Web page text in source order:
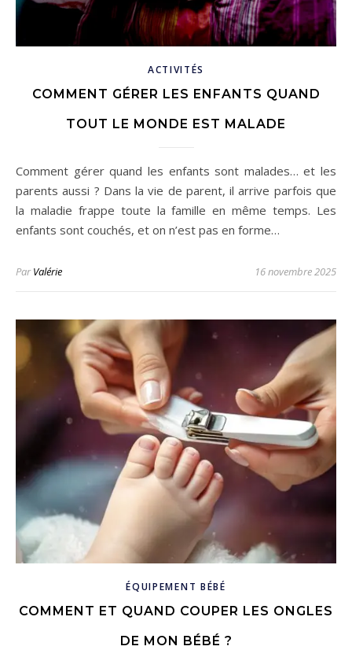
ACTIVITÉS
COMMENT GÉRER LES ENFANTS QUAND
TOUT LE MONDE EST MALADE
Comment gérer quand les enfants sont malades… et les
parents aussi ? Dans la vie de parent, il arrive parfois que
la maladie frappe toute la famille en même temps. Les
enfants sont couchés, et on n’est pas en forme…
ParValérie 16 novembre 2025
ÉQUIPEMENT BÉBÉ
COMMENT ET QUAND COUPER LES ONGLES
DE MON BÉBÉ ?